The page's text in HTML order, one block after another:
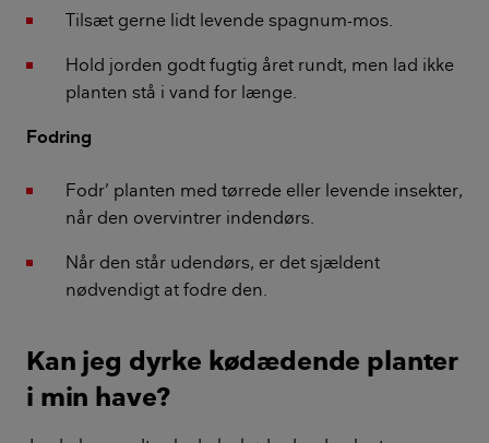
Tilsæt gerne lidt levende spagnum-mos.
Hold jorden godt fugtig året rundt, men lad ikke
planten stå i vand for længe.
Fodring
Fodr’ planten med tørrede eller levende insekter,
når den overvintrer indendørs.
Når den står udendørs, er det sjældent
nødvendigt at fodre den.
Kan jeg dyrke kødædende planter
i min have?